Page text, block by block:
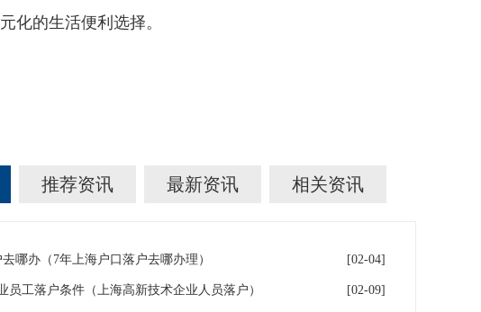
的生活便利选择。
推荐资讯 最新资讯 相关资讯
哪办（7年上海户口落户去哪办理） [02-04]
员工落户条件（上海高新技术企业人员落户） [02-09]